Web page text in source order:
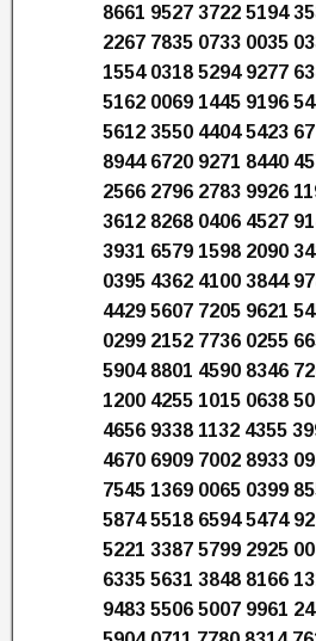
8661 9527 3722 5194
2267 7835 0733 0035
1554 0318 5294 9277
5162 0069 1445 9196
5612 3550 4404 5423
8944 6720 9271 8440
2566 2796 2783 9926
3612 8268 0406 4527
3931 6579 1598 2090
0395 4362 4100 3844
4429 5607 7205 9621
0299 2152 7736 0255
5904 8801 4590 8346
1200 4255 1015 0638
4656 9338 1132 4355
4670 6909 7002 8933
7545 1369 0065 0399
5874 5518 6594 5474
5221 3387 5799 2925
6335 5631 3848 8166
9483 5506 5007 9961